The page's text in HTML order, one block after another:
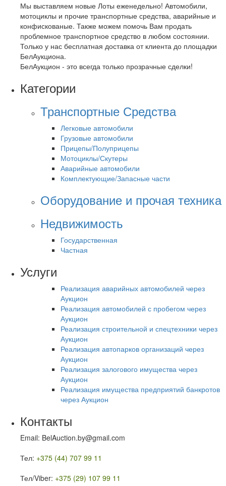
Мы выставляем новые Лоты еженедельно! Автомобили,
мотоциклы и прочие транспортные средства, аварийные и
конфискованые. Также можем помочь Вам продать
проблемное транспортное средство в любом состоянии.
Только у нас бесплатная доставка от клиента до площадки
БелАукциона.
БелАукцион - это всегда только прозрачные сделки!
Категории
Транспортные Средства
Легковые автомобили
Грузовые автомобили
Прицепы/Полуприцепы
Мотоциклы/Скутеры
Аварийные автомобили
Комплектующие/Запасные части
Оборудование и прочая техника
Недвижимость
Государственная
Частная
Услуги
Реализация аварийных автомобилей через
Аукцион
Реализация автомобилей с пробегом через
Аукцион
Реализация строительной и спецтехники через
Аукцион
Реализация автопарков организаций через
Аукцион
Реализация залогового имущества через
Аукцион
Реализация имущества предприятий банкротов
через Аукцион
Контакты
Email: BelAuction.by@gmail.com
Тел: +375 (44) 707 99 11
Тел/Viber: +375 (29) 107 99 11